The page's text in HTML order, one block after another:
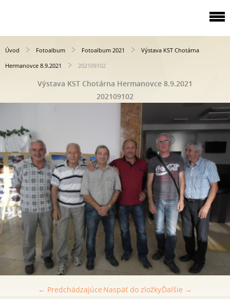
Úvod Fotoalbum Fotoalbum 2021
Výstava KST Chotárna
Hermanovce 8.9.2021
202109102
Výstava KST Chotárna Hermanovce 8.9.2021
202109102
← Predchádzajúce Ďalšie →
Naspäť do zložky